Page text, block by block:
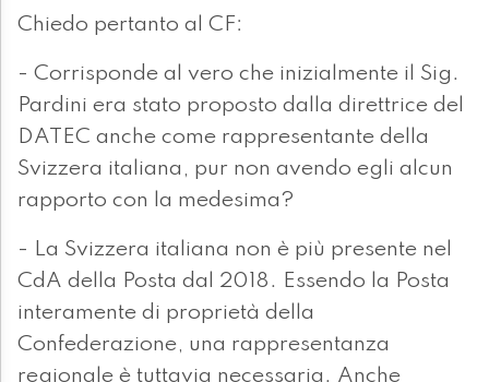
Chiedo pertanto al CF:
- Corrisponde al vero che inizialmente il Sig.
Pardini era stato proposto dalla direttrice del
DATEC anche come rappresentante della
Svizzera italiana, pur non avendo egli alcun
rapporto con la medesima?
- La Svizzera italiana non è più presente nel
CdA della Posta dal 2018. Essendo la Posta
interamente di proprietà della
Confederazione, una rappresentanza
regionale è tuttavia necessaria. Anche